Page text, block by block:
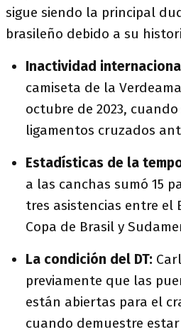
sigue siendo la principal
brasileño debido a su
Inactividad
camiseta de la
octubre de 2023,
ligamentos cruzados
Estadísticas de la
a las canchas sumó 15
tres asistencias entre el
Copa de Brasil y
La condición del DT:
previamente que las
están abiertas para el
cuando demuestre